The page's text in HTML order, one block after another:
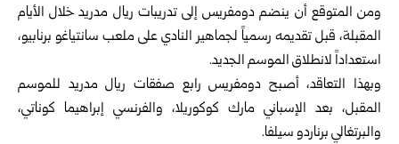
ومن المتوقع أن ينضم دومفريس إلى تدريبات ريال مدريد خلال الأيام
المقبلة، قبل تقديمه رسمياً لجماهير النادي على ملعب ‏سانتياغو برنابيو،
استعداداً لانطلاق الموسم الجديد.
وبهذا التعاقد، أصبح دومفريس رابع صفقات ريال مدريد للموسم
المقبل، بعد الإسباني مارك كوكوريلا، والفرنسي إبراهيما ‏كوناتي،
والبرتغالي برناردو سيلفا.